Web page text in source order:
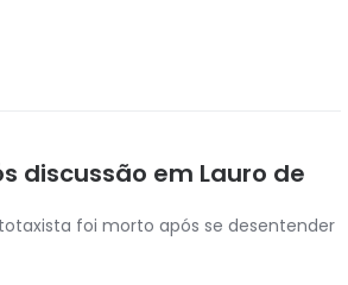
discussão em Lauro de
foi morto após se desentender